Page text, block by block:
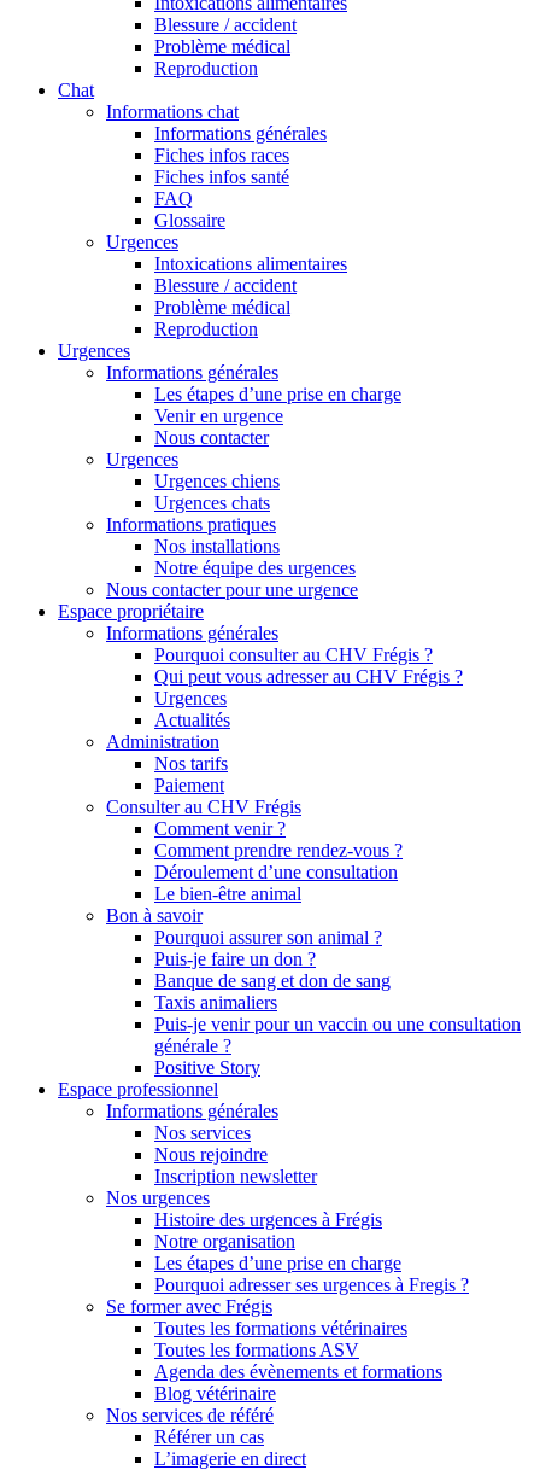
Blessure / accident
Problème médical
Reproduction
Chat
Informations chat
Informations générales
Fiches infos races
Fiches infos santé
FAQ
Glossaire
Urgences
Intoxications alimentaires
Blessure / accident
Problème médical
Reproduction
Urgences
Informations générales
Les étapes d’une prise en charge
Venir en urgence
Nous contacter
Urgences
Urgences chiens
Urgences chats
Informations pratiques
Nos installations
Notre équipe des urgences
Nous contacter pour une urgence
Espace propriétaire
Informations générales
Pourquoi consulter au CHV Frégis ?
Qui peut vous adresser au CHV Frégis ?
Urgences
Actualités
Administration
Nos tarifs
Paiement
Consulter au CHV Frégis
Comment venir ?
Comment prendre rendez-vous ?
Déroulement d’une consultation
Le bien-être animal
Bon à savoir
Pourquoi assurer son animal ?
Puis-je faire un don ?
Banque de sang et don de sang
Taxis animaliers
Puis-je venir pour un vaccin ou une consultation
générale ?
Positive Story
Espace professionnel
Informations générales
Nos services
Nous rejoindre
Inscription newsletter
Nos urgences
Histoire des urgences à Frégis
Notre organisation
Les étapes d’une prise en charge
Pourquoi adresser ses urgences à Fregis ?
Se former avec Frégis
Toutes les formations vétérinaires
Toutes les formations ASV
Agenda des évènements et formations
Blog vétérinaire
Nos services de référé
Référer un cas
L’imagerie en direct